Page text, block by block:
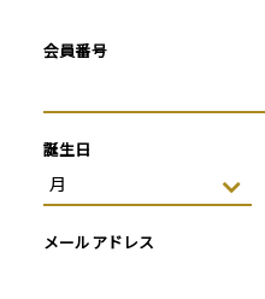
会員番号
誕生日
メールアドレス